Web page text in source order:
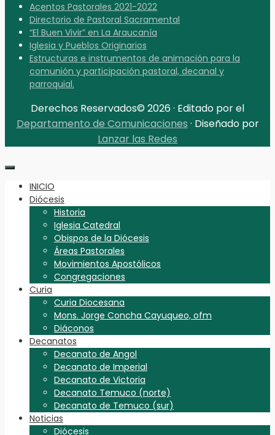
Acentos Pastorales 2021-2022
Directorio de Pastoral Sacramental
“El Buen Vivir” en La Araucanía
Iglesia y Pueblos Originarios
Estructuras e instrumentos de animación para la
comunión y participación pastoral, decanal y
parroquial.
Derechos Reservados© 2026 · Editado por el
Departamento de Comunicaciones · Diseñado por
Lanzar las Redes
INICIO
Diócesis
Historia
Iglesia Catedral
Obispos de la Diócesis
Áreas Pastorales
Movimientos Apostólicos
Congregaciones
Curia
Curia Diocesana
Mons. Jorge Concha Cayuqueo, ofm
Diáconos
Decanatos
Decanato de Angol
Decanato de Imperial
Decanato de Victoria
Decanato Temuco (norte)
Decanato de Temuco (sur)
Noticias
Diócesis